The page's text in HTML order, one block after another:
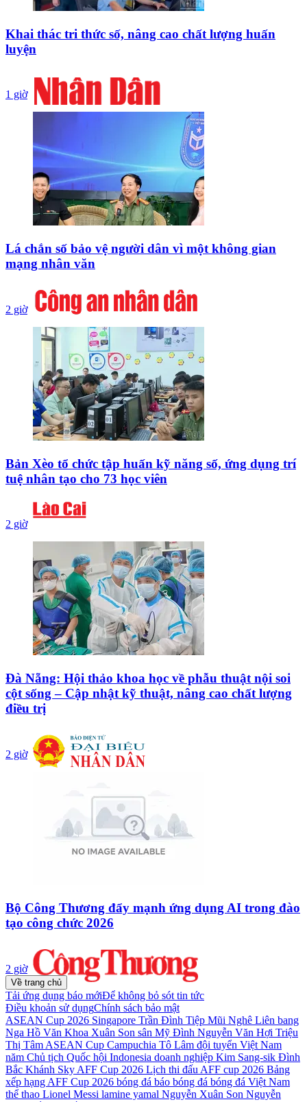
Khai thác tri thức số, nâng cao chất lượng huấn
luyện
1 giờ
Lá chắn số bảo vệ người dân vì một không gian
mạng nhân văn
2 giờ
Bản Xèo tổ chức tập huấn kỹ năng số, ứng dụng trí
tuệ nhân tạo cho 73 học viên
2 giờ
Đà Nẵng: Hội thảo khoa học về phẫu thuật nội soi
cột sống – Cập nhật kỹ thuật, nâng cao chất lượng
điều trị
2 giờ
Bộ Công Thương đẩy mạnh ứng dụng AI trong đào
tạo công chức 2026
2 giờ
Về trang chủ
Tải ứng dụng báo mớiĐể không bỏ sót tin tức
Điều khoản sử dụngChính sách bảo mật
ASEAN Cup 2026 Singapore Trần Đình Tiệp Mũi Nghê Liên bang
Nga Hồ Văn Khoa Xuân Son sân Mỹ Đình Nguyễn Văn Hợi Triệu
Thị Tâm ASEAN Cup Campuchia Tô Lâm đội tuyển Việt Nam
năm Chủ tịch Quốc hội Indonesia doanh nghiệp Kim Sang-sik Đình
Bắc Khánh Sky AFF Cup 2026 Lịch thi đấu AFF cup 2026 Bảng
xếp hạng AFF Cup 2026 bóng đá báo bóng đá bóng đá Việt Nam
thể thao Lionel Messi lamine yamal Nguyễn Xuân Son Nguyễn